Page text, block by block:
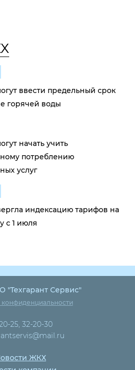
ввести предельный срок
горячей воды
начать учить
потреблению
услуг
индексацию тарифов на
с 1 июля
"Техгарант Сервис"
конфиденциальности
25, 32-20-30
ЖКХ